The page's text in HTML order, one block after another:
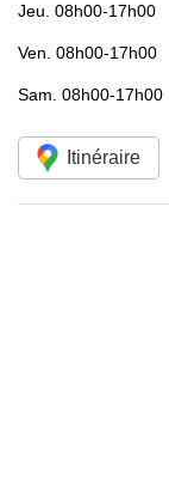
Jeu. 08h00-17h00
Ven. 08h00-17h00
Sam. 08h00-17h00
Itinéraire